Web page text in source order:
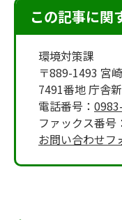
この記事に関
環境対策課
〒889-1493 宮
7491番地 庁舎
電話番号：
ファックス番号
お問い合わせフ